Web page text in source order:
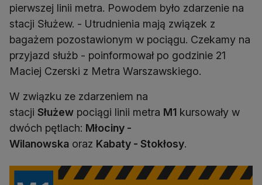
pierwszej linii metra. Powodem było zdarzenie na
stacji Służew. - Utrudnienia mają związek z
bagażem pozostawionym w pociągu. Czekamy na
przyjazd służb - poinformował po godzinie 21
Maciej Czerski z Metra Warszawskiego.
W związku ze zdarzeniem na
stacji Służew pociągi linii metra M1 kursowały w
dwóch pętlach: Młociny -
Wilanowska oraz Kabaty - Stokłosy.